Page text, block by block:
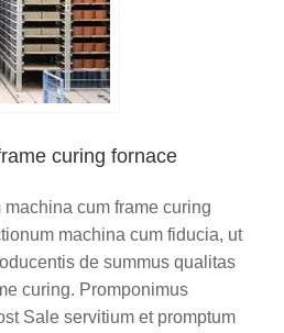
curing fornace
cum frame curing
machina cum fiducia, ut
de summus qualitas
curing. Promponimus
Sale servitium et promptum